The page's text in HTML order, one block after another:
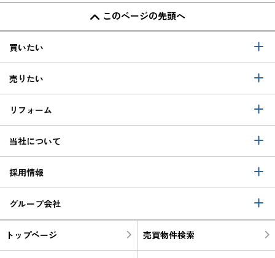
このページの先頭へ
買いたい
売りたい
リフォーム
当社について
採用情報
グループ会社
トップページ 売買物件検索